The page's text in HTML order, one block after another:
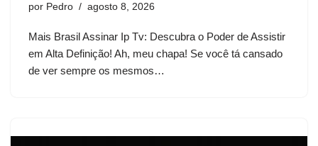
por Pedro agosto 8, 2026
Mais Brasil Assinar Ip Tv: Descubra o Poder de Assistir
em Alta Definição! Ah, meu chapa! Se você tá cansado
de ver sempre os mesmos…